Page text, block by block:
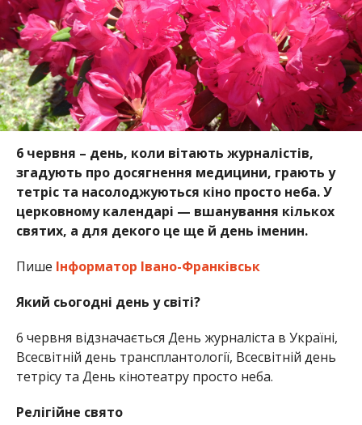
6 червня – день, коли вітають журналістів,
згадують про досягнення медицини, грають у
тетріс та насолоджуються кіно просто неба. У
церковному календарі — вшанування кількох
святих, а для декого це ще й день іменин.
Пише Інформатор Івано-Франківськ
Який сьогодні день у світі?
6 червня відзначається День журналіста в Україні,
Всесвітній день трансплантології, Всесвітній день
тетрісу та День кінотеатру просто неба.
Релігійне свято